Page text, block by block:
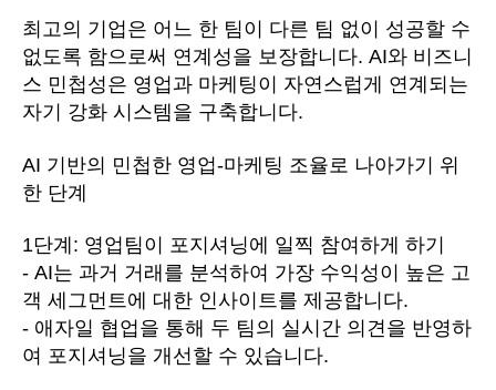
최고의 기업은 어느 한 팀이 다른 팀 없이 성공할 수
없도록 함으로써 연계성을 보장합니다. AI와 비즈니
스 민첩성은 영업과 마케팅이 자연스럽게 연계되는
자기 강화 시스템을 구축합니다.
AI 기반의 민첩한 영업-마케팅 조율로 나아가기 위
한 단계
1단계: 영업팀이 포지셔닝에 일찍 참여하게 하기
- AI는 과거 거래를 분석하여 가장 수익성이 높은 고
객 세그먼트에 대한 인사이트를 제공합니다.
- 애자일 협업을 통해 두 팀의 실시간 의견을 반영하
여 포지셔닝을 개선할 수 있습니다.